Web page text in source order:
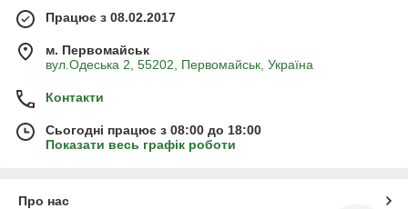
Працює з 08.02.2017
м. Первомайськ
вул.Одеська 2, 55202, Первомайськ, Україна
Контакти
Сьогодні працює з 08:00 до 18:00
Показати весь графік роботи
Про нас